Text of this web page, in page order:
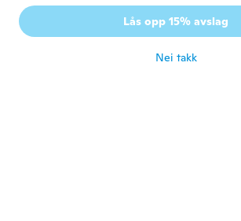
Dawn
Ble med i 2018 · 51 omtaler · 12
Lås opp 15% avslag
Nei takk